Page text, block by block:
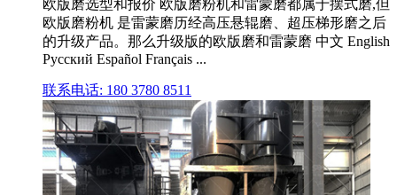
欧版磨选型和报价 欧版磨粉机和雷蒙磨都属于摆式磨,但
欧版磨粉机 是雷蒙磨历经高压悬辊磨、超压梯形磨之后
的升级产品。那么升级版的欧版磨和雷蒙磨 中文 English
Русский Español Français ...
联系电话: 180 3780 8511